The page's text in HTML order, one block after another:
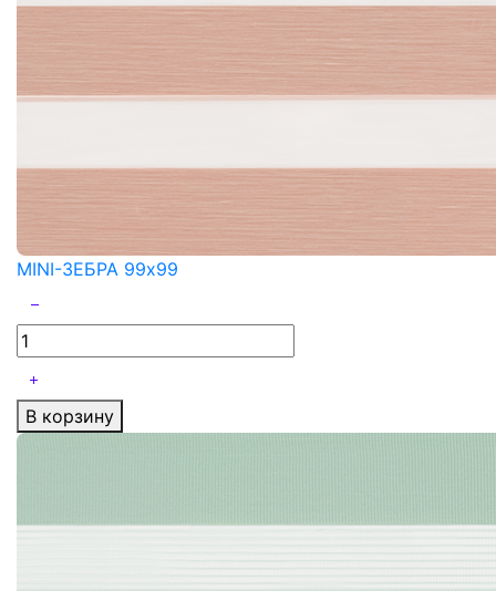
MINI-ЗЕБРА 99x99
В корзину